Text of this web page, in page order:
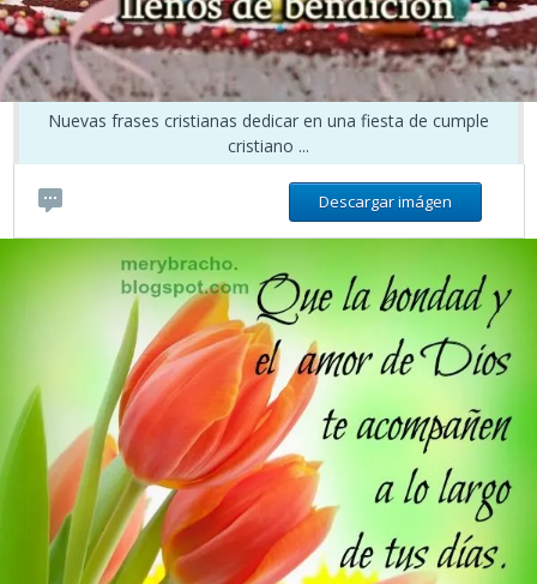
Nuevas frases cristianas dedicar en una fiesta de cumple
cristiano ...
Descargar imágen